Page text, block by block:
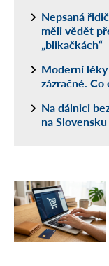
Nepsaná
měli vědět
„blikačkách“
Moderní
zázračné.
Na dálnici
na